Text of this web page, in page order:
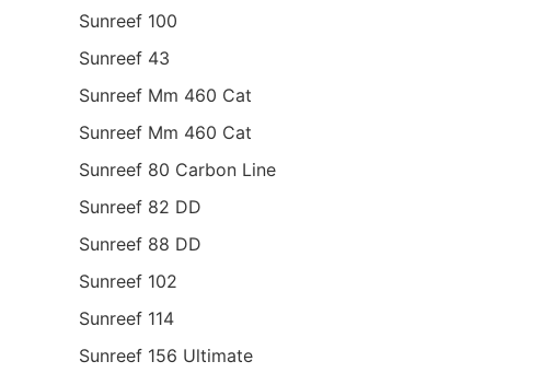
Sunreef 100
Sunreef 43
Sunreef Mm 460 Cat
Sunreef Mm 460 Cat
Sunreef 80 Carbon Line
Sunreef 82 DD
Sunreef 88 DD
Sunreef 102
Sunreef 114
Sunreef 156 Ultimate